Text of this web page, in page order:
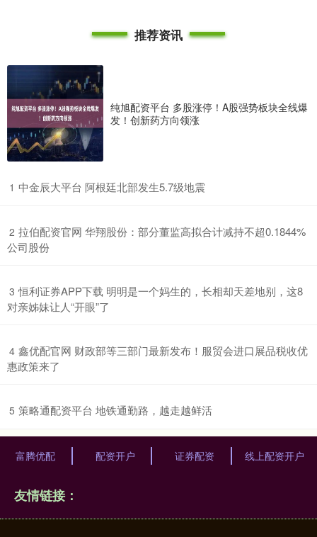
推荐资讯
纯旭配资平台 多股涨停！A股强势板块全线爆
发！创新药方向领涨
1 ​中金辰大平台 阿根廷北部发生5.7级地震
2 ​拉伯配资官网 华翔股份：部分董监高拟合计减持不超0.1844%
公司股份
3 ​恒利证券APP下载 明明是一个妈生的，长相却天差地别，这8
对亲姊妹让人“开眼”了
4 ​鑫优配官网 财政部等三部门最新发布！服贸会进口展品税收优
惠政策来了
5 ​策略通配资平台 地铁通勤路，越走越鲜活
富腾优配 配资开户 证券配资 线上配资开户
友情链接：